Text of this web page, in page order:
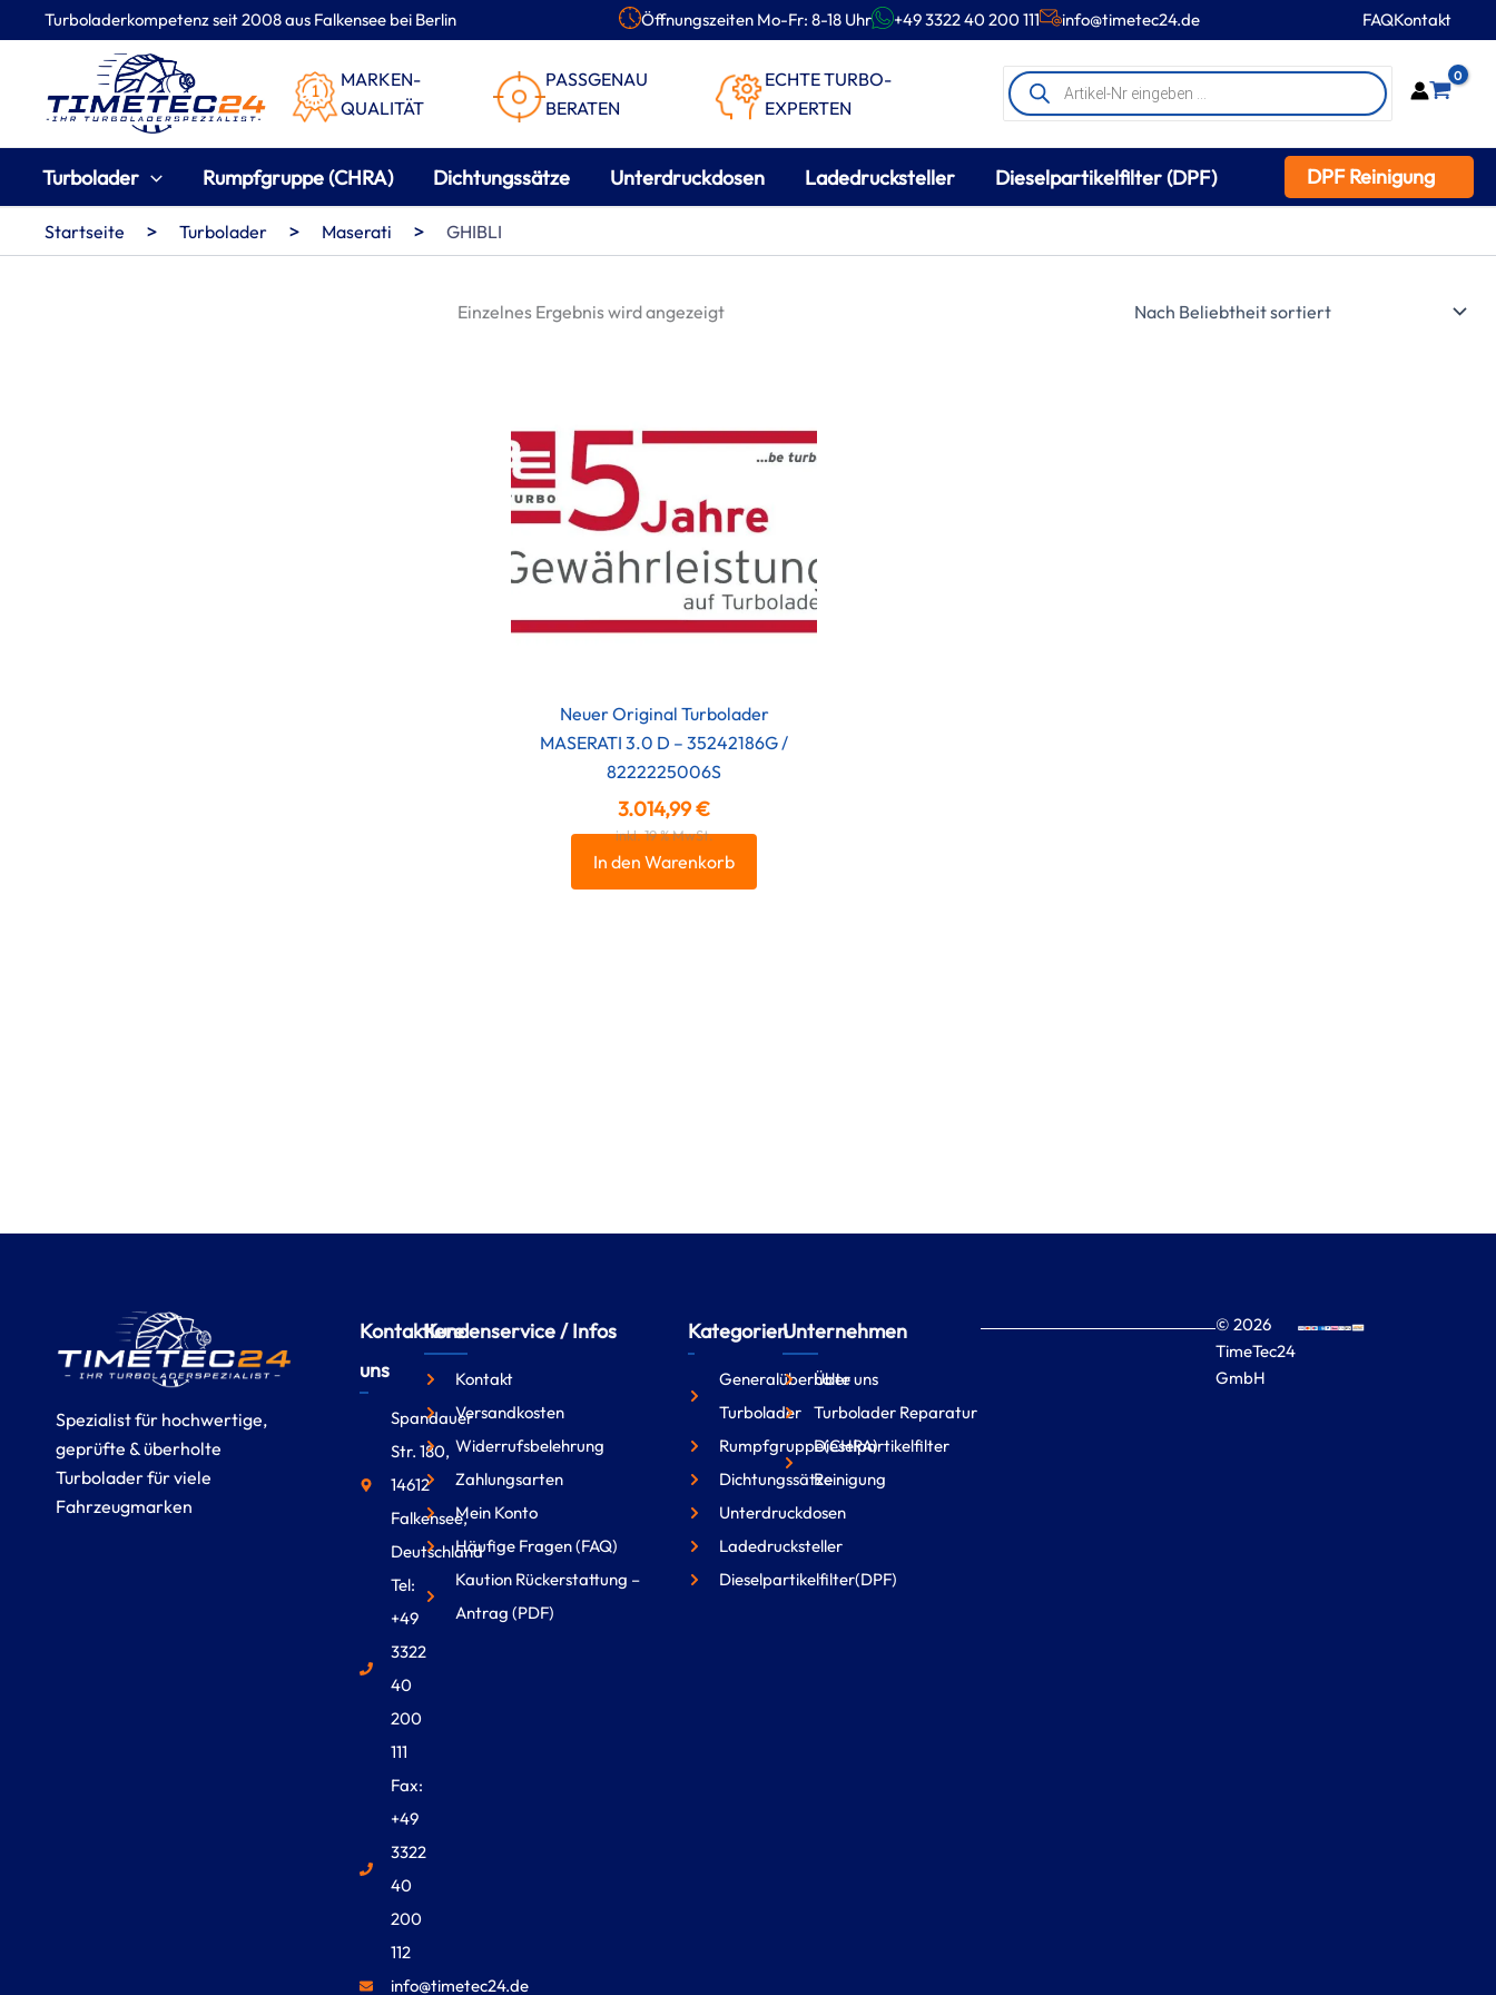
Turboladerkompetenz seit 2008 aus Falkensee bei Berlin Öffnungszeiten Mo-Fr: 8-18 Uhr +49 3322 40 200 111 info@timetec24.de FAQKontakt
MARKEN-
QUALITÄT
PASSGENAU
BERATEN
ECHTE TURBO-
EXPERTEN
Products
search
0
Turbolader Rumpfgruppe (CHRA) Dichtungssätze Unterdruckdosen Ladedrucksteller Dieselpartikelfilter (DPF) DPF Reinigung
Inhalt
Startseite > Turbolader > Maserati > GHIBLI
Einzelnes Ergebnis wird angezeigt
Neuer Original Turbolader
MASERATI 3.0 D – 35242186G /
8222225006S
3.014,99€
inkl. 19 % MwSt.
In den Warenkorb
Spezialist für hochwertige,
geprüfte & überholte
Turbolader für viele
Fahrzeugmarken
Kontaktiere
uns
Spandauer
Str. 180,
14612
Falkensee,
Deutschland
Tel:
+49
3322
40
200
111
Fax:
+49
3322
40
200
112
info@timetec24.de
Kundenservice / Infos
Kontakt
Versandkosten
Widerrufsbelehrung
Zahlungsarten
Mein Konto
Häufige Fragen (FAQ)
Kaution Rückerstattung –
Antrag (PDF)
Kategorien
Generalüberholte
Turbolader
Rumpfgruppe(CHRA)
Dichtungssätze
Unterdruckdosen
Ladedrucksteller
Dieselpartikelfilter(DPF)
Unternehmen
Über uns
Turbolader Reparatur
Dieselpartikelfilter
Reinigung
© 2026
TimeTec24
GmbH